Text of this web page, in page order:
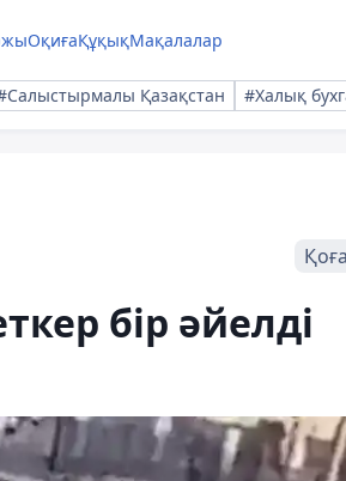
ОқиғаҚұқықМақалалар
Қазақстан #Халық
бір әйелді